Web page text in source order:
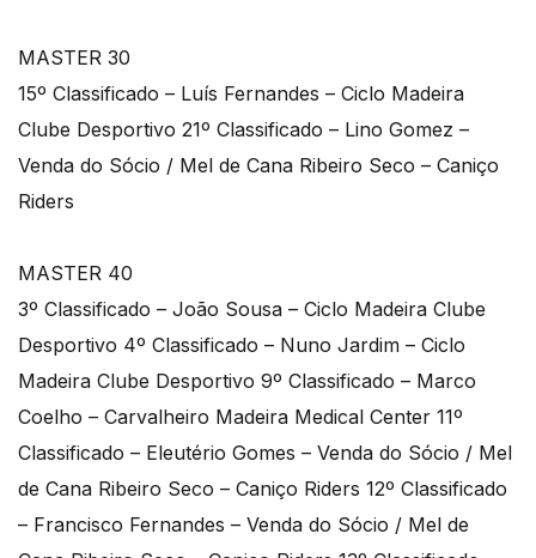
MASTER 30
15º Classificado – Luís Fernandes – Ciclo Madeira
Clube Desportivo 21º Classificado – Lino Gomez –
Venda do Sócio / Mel de Cana Ribeiro Seco – Caniço
Riders
MASTER 40
3º Classificado – João Sousa – Ciclo Madeira Clube
Desportivo 4º Classificado – Nuno Jardim – Ciclo
Madeira Clube Desportivo 9º Classificado – Marco
Coelho – Carvalheiro Madeira Medical Center 11º
Classificado – Eleutério Gomes – Venda do Sócio / Mel
de Cana Ribeiro Seco – Caniço Riders 12º Classificado
– Francisco Fernandes – Venda do Sócio / Mel de